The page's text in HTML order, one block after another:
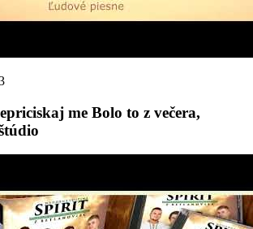
me Bolo to z večera,